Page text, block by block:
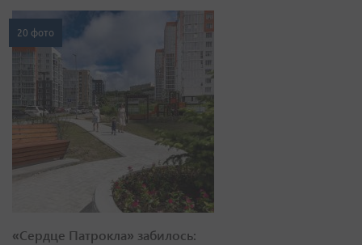
20 фото
«Сердце Патрокла» забилось: